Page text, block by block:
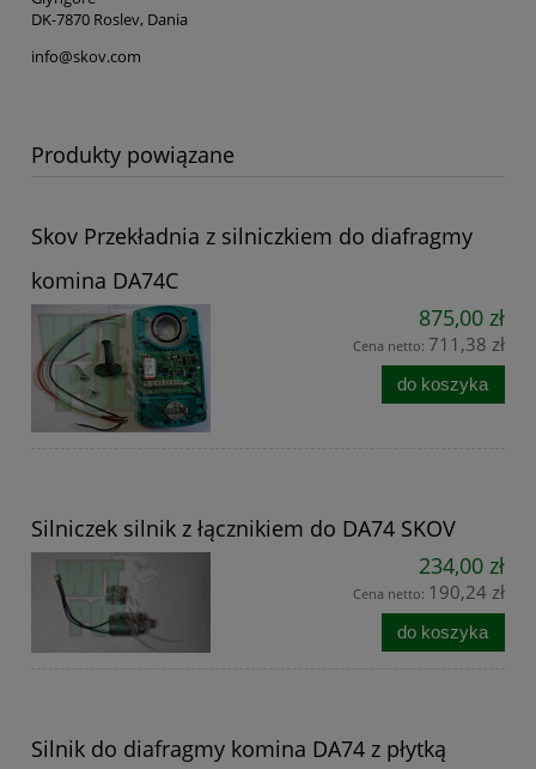
DK-7870 Roslev, Dania
info@skov.com
Produkty powiązane
Skov Przekładnia z silniczkiem do diafragmy
komina DA74C
875,00 zł
Cena netto: 711,38 zł
do koszyka
Silniczek silnik z łącznikiem do DA74 SKOV
234,00 zł
Cena netto: 190,24 zł
do koszyka
Silnik do diafragmy komina DA74 z płytką